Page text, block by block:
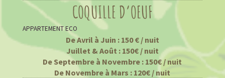
COQUILLE D’OEUF
APPARTEMENT ECO
De Avril à Juin : 150 € / nuit
Juillet & Août : 150€ / nuit
De Septembre à Novembre : 150€ / nuit
De Novembre à Mars : 120€ / nuit